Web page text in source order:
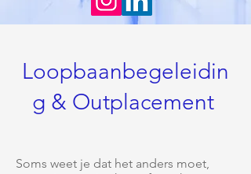
Loopbaanbegeleidin
g & Outplacement
Soms weet je dat het anders moet,